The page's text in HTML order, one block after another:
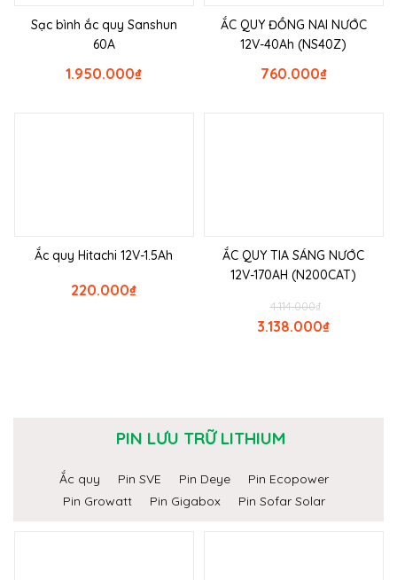
Sạc bình ắc quy Sanshun
60A
₫
1.950.000
ẮC QUY ĐỒNG NAI NƯỚC
12V-40Ah (NS40Z)
₫
760.000
Ắc quy Hitachi 12V-1.5Ah
₫
220.000
ẮC QUY TIA SÁNG NƯỚC
12V-170AH (N200CAT)
₫
4.114.000
₫
3.138.000
PIN LƯU TRỮ LITHIUM
Ắc quy Pin SVE Pin Deye
Pin Ecopower
Pin Growatt
Pin Gigabox Pin Sofar Solar